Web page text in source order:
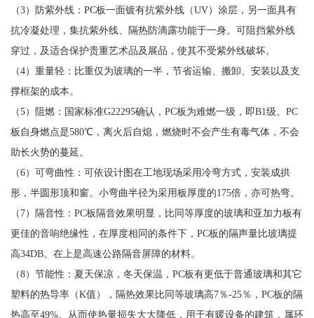
（3）防紫外线：PC板一面镀有抗紫外线（UV）涂层，另一面具有
抗冷凝处理，集抗紫外线、隔热防滴露功能于一身。可阻挡紫外线
穿过，及适合保护贵重艺术品及展品，使其不受紫外线破坏。
（4）重量轻：比重仅为玻璃的一半，节省运输、搬卸、安装以及支
撑框架的成本。
（5）阻燃：国家标准G22295确认，PC板为难燃一级，即B1级。PC
板自身燃点是580℃，离火后自熄，燃烧时不会产生有毒气体，不会
助长火势的蔓延。
（6）可弯曲性：可依设计图在工地现场采用冷弯方式，安装成拱
形，半圆形顶和窗。小弯曲半径为采用板厚度的175倍，亦可热弯。
（7）隔音性：PC板隔音效果明显，比同等厚度的玻璃和亚加力板有
更佳的音响绝缘性，在厚度相同的条件下，PC板的隔声量比玻璃提
高34DB。在上是高速公路隔音屏障的材料。
（8）节能性：夏天保凉，冬天保温，PC板有更低于普通玻璃和其它
塑料的热导率（K值），隔热效果比同等玻璃高7％-25％，PC板的隔
热高至49%。从而使热量损失大大降低，用于有暖设备的建筑，属环